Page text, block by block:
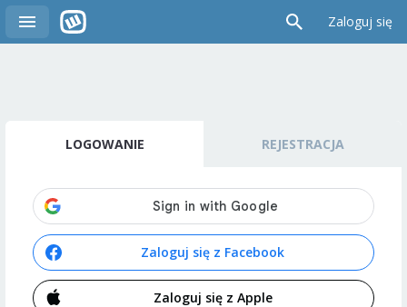
Zaloguj się
LOGOWANIE REJESTRACJA
Zaloguj się z Facebook
Zaloguj się z Apple